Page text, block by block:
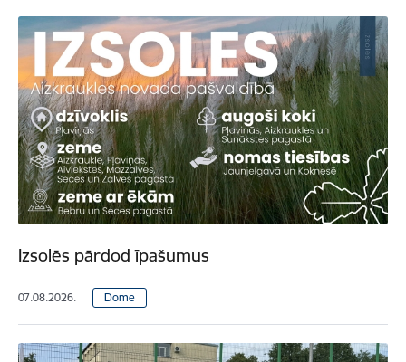
Izsolēs pārdod īpašumus
07.08.2026. Dome